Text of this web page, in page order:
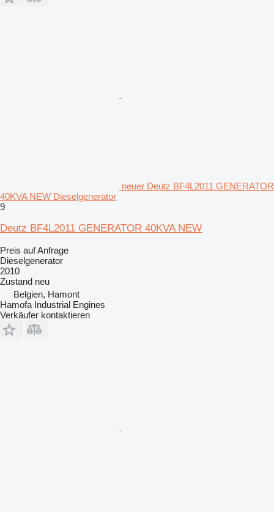
neuer Deutz BF4L2011 GENERATOR
40KVA NEW Dieselgenerator
9
Deutz BF4L2011 GENERATOR 40KVA NEW
Preis auf Anfrage
Dieselgenerator
2010
Zustand neu
Belgien, Hamont
Hamofa Industrial Engines
Verkäufer kontaktieren